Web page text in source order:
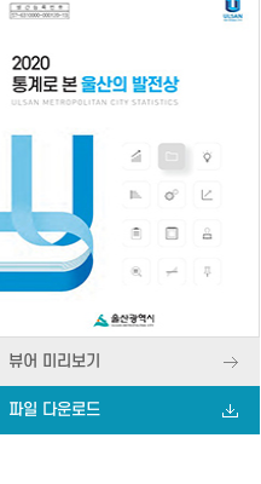
뷰어 미리보기
파일 다운로드